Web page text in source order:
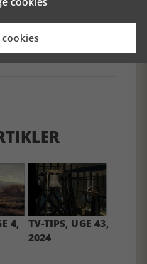
4,
TV-TIPS, UGE 43,
2024